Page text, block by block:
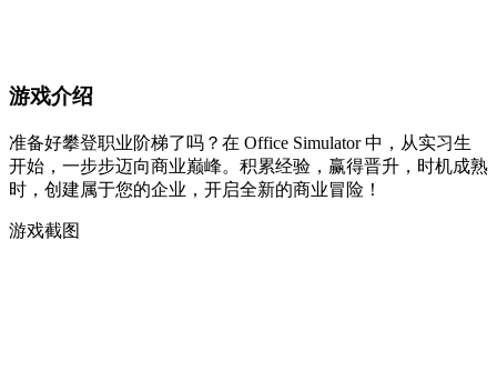
游戏介绍
准备好攀登职业阶梯了吗？在 Office Simulator 中，从实习生
开始，一步步迈向商业巅峰。积累经验，赢得晋升，时机成熟
时，创建属于您的企业，开启全新的商业冒险！
游戏截图